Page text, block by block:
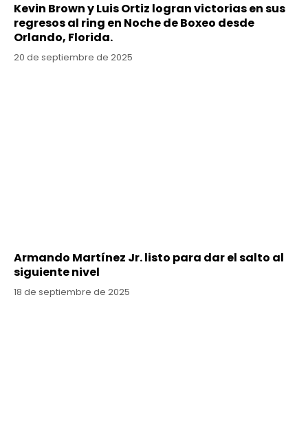
Kevin Brown y Luis Ortiz logran victorias en sus
regresos al ring en Noche de Boxeo desde
Orlando, Florida.
20 de septiembre de 2025
Armando Martínez Jr. listo para dar el salto al
siguiente nivel
18 de septiembre de 2025